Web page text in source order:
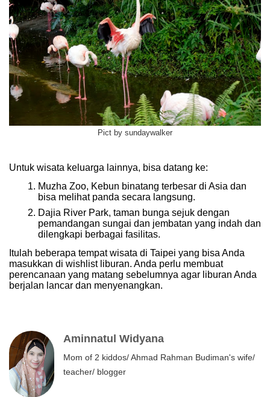
Pict by sundaywalker
Untuk wisata keluarga lainnya, bisa datang ke:
Muzha Zoo, Kebun binatang terbesar di Asia dan
bisa melihat panda secara langsung.
Dajia River Park, taman bunga sejuk dengan
pemandangan sungai dan jembatan yang indah dan
dilengkapi berbagai fasilitas.
Itulah beberapa tempat wisata di Taipei yang bisa Anda
masukkan di wishlist liburan. Anda perlu membuat
perencanaan yang matang sebelumnya agar liburan Anda
berjalan lancar dan menyenangkan.
Aminnatul Widyana
Mom of 2 kiddos/ Ahmad Rahman Budiman's wife/
teacher/ blogger